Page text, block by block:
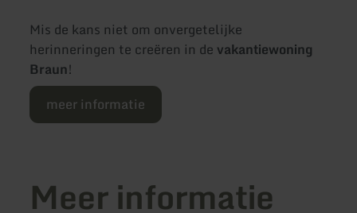
Mis de kans niet om onvergetelijke
herinneringen te creëren in de vakantiewoning
Braun!
meer informatie
Meer informatie